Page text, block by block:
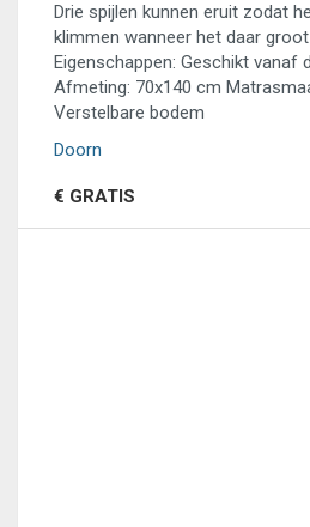
Drie spijlen kunnen eruit zodat
klimmen wanneer het daar
Eigenschappen: Geschikt vanaf
Afmeting: 70x140 cm
Verstelbare bodem
Doorn
€ GRATIS